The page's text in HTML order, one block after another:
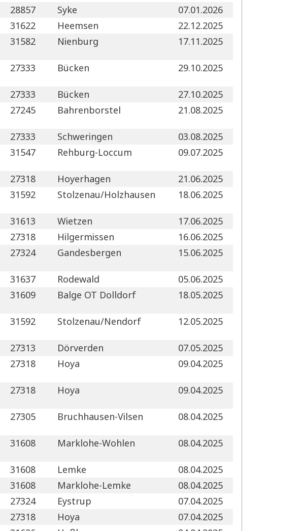
28857 Syke
07.01.2026
31622 Heemsen
22.12.2025
31582 Nienburg 17.11.2025
27333 Bücken 29.10.2025
27333 Bücken
27.10.2025
27245 Bahrenborstel 21.08.2025
27333 Schweringen
03.08.2025
31547 Rehburg-Loccum 09.07.2025
27318 Hoyerhagen
21.06.2025
31592 Stolzenau/Holzhausen 18.06.2025
31613 Wietzen
17.06.2025
27318 Hilgermissen
16.06.2025
27324 Gandesbergen 15.06.2025
31637 Rodewald
05.06.2025
31609 Balge OT Dolldorf 18.05.2025
31592 Stolzenau/Nendorf 12.05.2025
27313 Dörverden
07.05.2025
27318 Hoya 09.04.2025
27318 Hoya 09.04.2025
27305 Bruchhausen-Vilsen 08.04.2025
31608 Marklohe-Wohlen 08.04.2025
31608 Lemke
08.04.2025
31608 Marklohe-Lemke
08.04.2025
27324 Eystrup
07.04.2025
27318 Hoya
07.04.2025